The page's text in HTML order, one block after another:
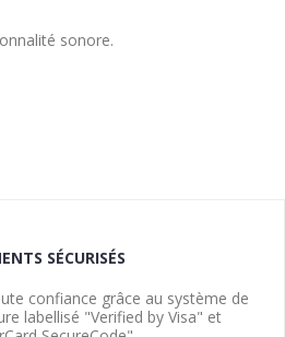
sonore.
SÉCURISÉS
confiance grâce au système de
labellisé "Verified by Visa" et